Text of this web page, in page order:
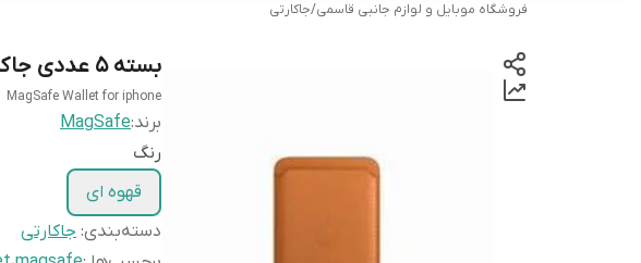
فروشگاه موبایل و لوازم جانبی قاسمی/جاکارتی
بسته 5 عددی جاکارتی چرمی آیفون مدل مگ سیف
MagSafe Wallet for iphone
برند:MagSafe
رنگ
قهوه ای
دسته‌بندی: جاکارتی